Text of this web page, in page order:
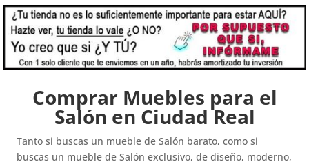
Comprar Muebles para el
Salón en Ciudad Real
Tanto si buscas un mueble de Salón barato, como si
buscas un mueble de Salón exclusivo, de diseño, moderno,